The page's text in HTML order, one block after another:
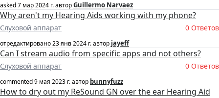
asked7 мар 2024 г.авторGuillermo Narvaez
Why aren't my Hearing Aids working with my phone?
Слуховой аппарат 0 Ответов
отредактировано23 янв 2024 г.автор jayeff
Can I stream audio from specific apps and not others?
Слуховой аппарат 0 Ответов
commented9 мая 2023 г.автор bunnyfuzz
How to dry out my ReSound GN over the ear Hearing Aid